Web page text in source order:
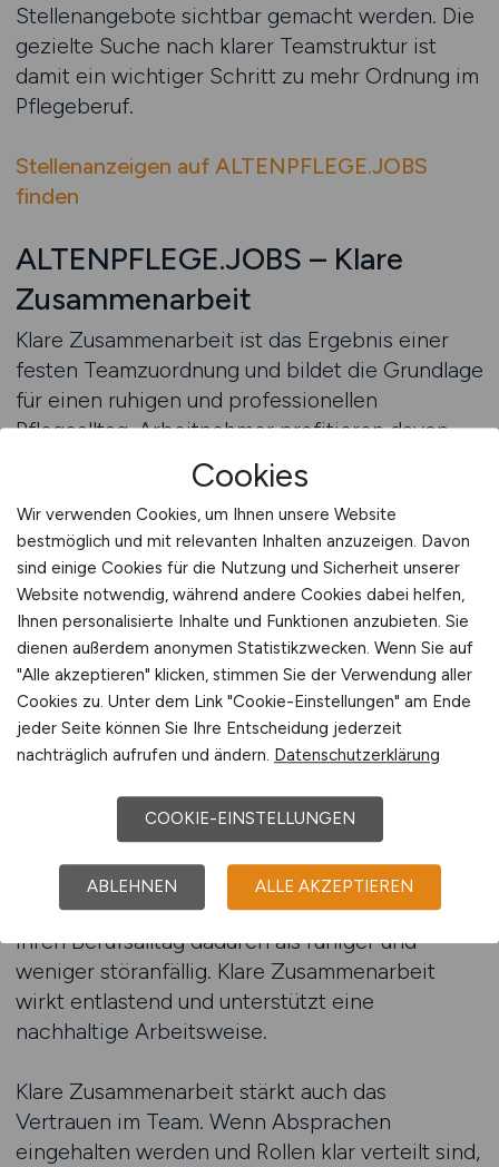
Stellenangebote sichtbar gemacht werden. Die
gezielte Suche nach klarer Teamstruktur ist
damit ein wichtiger Schritt zu mehr Ordnung im
Pflegeberuf.
Stellenanzeigen auf ALTENPFLEGE.JOBS
finden
ALTENPFLEGE.JOBS – Klare
Zusammenarbeit
Klare Zusammenarbeit ist das Ergebnis einer
festen Teamzuordnung und bildet die Grundlage
für einen ruhigen und professionellen
Pflegealltag. Arbeitnehmer profitieren davon,
wenn Zuständigkeiten eindeutig geregelt sind
und Zusammenarbeit auf festen Absprachen
basiert. Klare Zusammenarbeit bedeutet, dass
jeder im Team weiß, welche Aufgaben er
übernimmt und wie Entscheidungen getroffen
werden. Diese Transparenz schafft Sicherheit
und reduziert Konflikte im Arbeitsalltag.
In Teams mit klarer Zusammenarbeit verlaufen
Übergaben strukturiert und Informationen
werden zuverlässig weitergegeben.
Pflegekräfte müssen nicht rätseln, wer wofür
verantwortlich ist, sondern können sich auf
bekannte Abläufe verlassen. Diese Ordnung
erleichtert die tägliche Arbeit und fördert
konzentriertes Handeln. Arbeitnehmer erleben
ihren Berufsalltag dadurch als ruhiger und
weniger störanfällig. Klare Zusammenarbeit
wirkt entlastend und unterstützt eine
nachhaltige Arbeitsweise.
Klare Zusammenarbeit stärkt auch das
Vertrauen im Team. Wenn Absprachen
eingehalten werden und Rollen klar verteilt sind,
Cookies
Wir verwenden Cookies, um Ihnen unsere Website
bestmöglich und mit relevanten Inhalten anzuzeigen. Davon
sind einige Cookies für die Nutzung und Sicherheit unserer
Website notwendig, während andere Cookies dabei helfen,
Ihnen personalisierte Inhalte und Funktionen anzubieten. Sie
dienen außerdem anonymen Statistikzwecken. Wenn Sie auf
"Alle akzeptieren" klicken, stimmen Sie der Verwendung aller
Cookies zu. Unter dem Link "Cookie-Einstellungen" am Ende
jeder Seite können Sie Ihre Entscheidung jederzeit
nachträglich aufrufen und ändern. Datenschutzerklärung
COOKIE-EINSTELLUNGEN
ABLEHNEN ALLE AKZEPTIEREN